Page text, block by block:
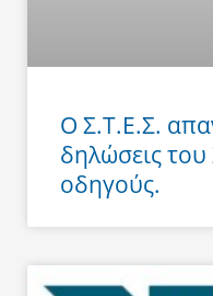
Ο Σ.Τ.Ε.Σ.
δηλώσεις
οδηγούς.